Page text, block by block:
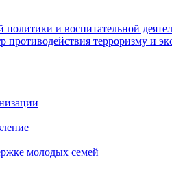
и воспитательной
терроризму и
молодых семей